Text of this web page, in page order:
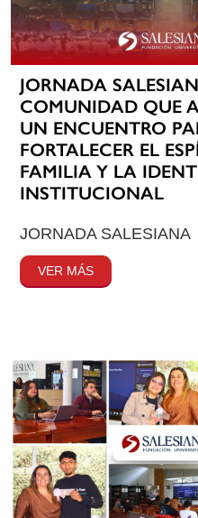
JORNADA
COMUNIDAD QUE
UN ENCUENTRO
FORTALECER EL
FAMILIA Y LA
INSTITUCIONAL
JORNADA SALESIANA
VER MÁS